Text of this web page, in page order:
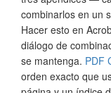
combinarlos en un
Hacer esto en
diálogo de
se mantenga. PDF
orden exacto que